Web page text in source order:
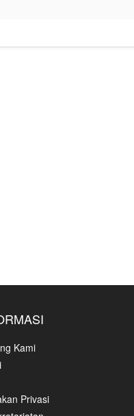
Kami
Privasi